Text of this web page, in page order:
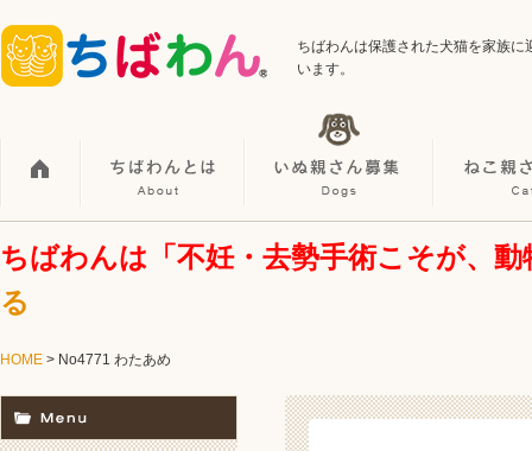
ちばわんは保護された犬猫を家族
います。
ちばわんは「不妊・去勢手術こそが、
る
HOME > No4771 わたあめ